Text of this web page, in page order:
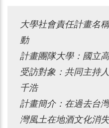
大學社會責任計畫名
動
計畫團隊大學：國立
受訪對象：共同主持
千浩
計畫簡介：在過去台
灣風土在地酒文化消